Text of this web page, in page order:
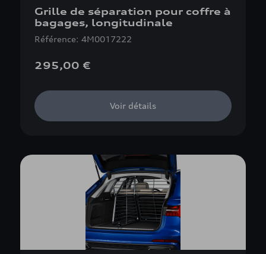
Grille de séparation pour coffre à
bagages, longitudinale
Référence: 4M0017222
295,00 €
Voir détails